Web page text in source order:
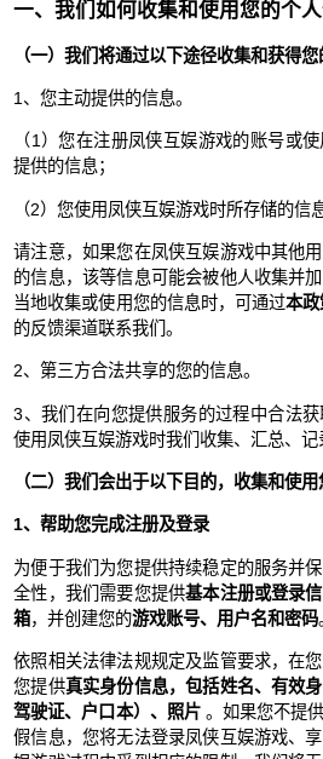
一、我们如何收集和使用您的个
（一）我们将通过以下途径收集和获得您
1、您主动提供的信息。
（1）您在注册凤侠互娱游戏的账号或
提供的信息；
（2）您使用凤侠互娱游戏时所存储的信息
请注意，如果您在凤侠互娱游戏中其他
的信息，该等信息可能会被他人收集并
当地收集或使用您的信息时，可通过本政
的反馈渠道联系我们。
2、第三方合法共享的您的信息。
3、我们在向您提供服务的过程中合法
使用凤侠互娱游戏时我们收集、汇总、记
（二）我们会出于以下目的，收集和使用
1、帮助您完成注册及登录
为便于我们为您提供持续稳定的服务并
全性，我们需要您提供基本注册或登录
箱，并创建您的游戏账号、用户名和密码
依照相关法律法规规定及监管要求，在
您提供真实身份信息，包括姓名、有效
驾驶证、户口本）、照片。如果您不提
假信息，您将无法登录凤侠互娱游戏、